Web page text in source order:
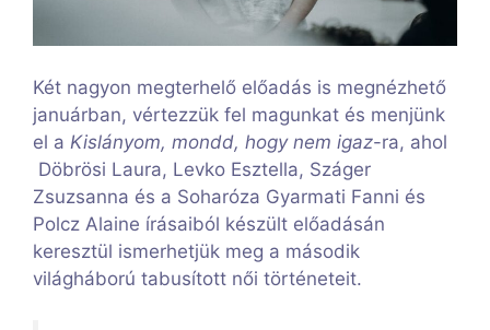
Két nagyon megterhelő előadás is megnézhető
januárban, vértezzük fel magunkat és menjünk
el a Kislányom, mondd, hogy nem igaz-ra, ahol
Döbrösi Laura, Levko Esztella, Száger
Zsuzsanna és a Soharóza Gyarmati Fanni és
Polcz Alaine írásaiból készült előadásán
keresztül ismerhetjük meg a második
világháború tabusított női történeteit.